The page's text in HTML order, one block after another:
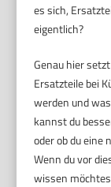
es sich,
eigentlich?
Genau hier
Ersatzteile bei
werden und
kannst du
oder ob du eine
Wenn du vor
wissen